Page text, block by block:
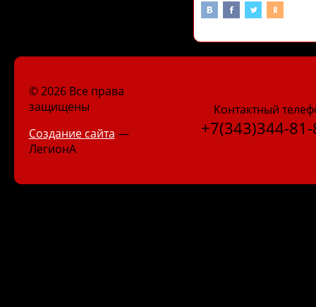
© 2026 Все права
защищены
Создание сайта —
ЛегионА
Контактный
+7(343)344-